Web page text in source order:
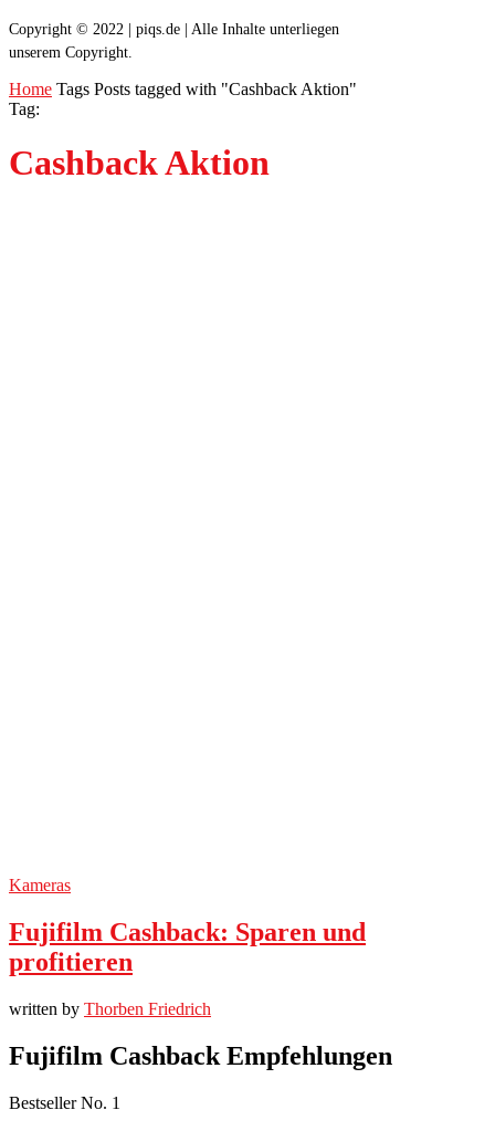
Copyright © 2022 | piqs.de | Alle Inhalte unterliegen
unserem Copyright.
Home Tags Posts tagged with "Cashback Aktion"
Tag:
Cashback Aktion
Kameras
Fujifilm Cashback: Sparen und
profitieren
written by Thorben Friedrich
Fujifilm Cashback Empfehlungen
Bestseller No. 1